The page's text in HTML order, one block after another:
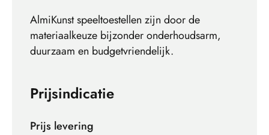
AlmiKunst speeltoestellen zijn door de
materiaalkeuze bijzonder onderhoudsarm,
duurzaam en budgetvriendelijk.
Prijsindicatie
Prijs levering